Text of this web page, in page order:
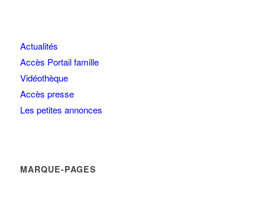
Actualités
Accès Portail famille
Vidéothèque
Accès presse
Les petites annonces
MARQUE-PAGES